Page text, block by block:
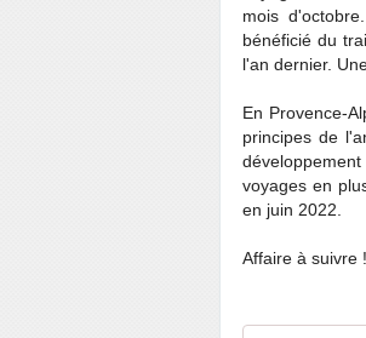
mois
bénéficié du
l'an dernier.
En Provence-
principes de
voyages en
en juin 2022.
Affaire à suivre !